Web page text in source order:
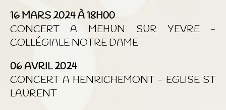
16 MARS 2024 À 18H00
CONCERT A MEHUN SUR YEVRE -
COLLÉGIALE NOTRE DAME
06 AVRIL 2024
CONCERT A HENRICHEMONT - EGLISE ST
LAURENT